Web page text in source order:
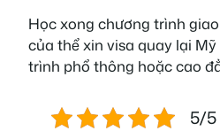
Học xong chương trình
của thể xin visa quay lại
trình phổ thông hoặc cao
5/5